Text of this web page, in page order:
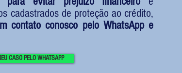
cadastrados de proteção ao crédito,
contato conosco pelo WhatsApp e
CASO PELO WHATSAPP